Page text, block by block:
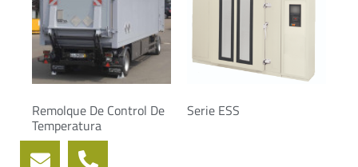
Remolque De Control De
Temperatura
Serie ESS